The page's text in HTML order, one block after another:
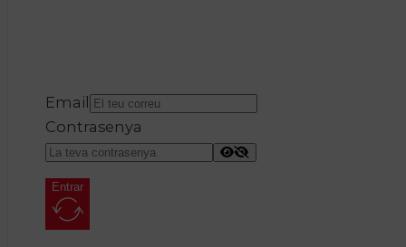
Email
Contrasenya
Entrar